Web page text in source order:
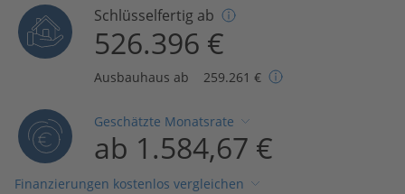
Schlüsselfertig ab
526.396 €
Ausbauhaus ab 259.261 €
Geschätzte Monatsrate
ab 1.584,67 €
Finanzierungen kostenlos vergleichen